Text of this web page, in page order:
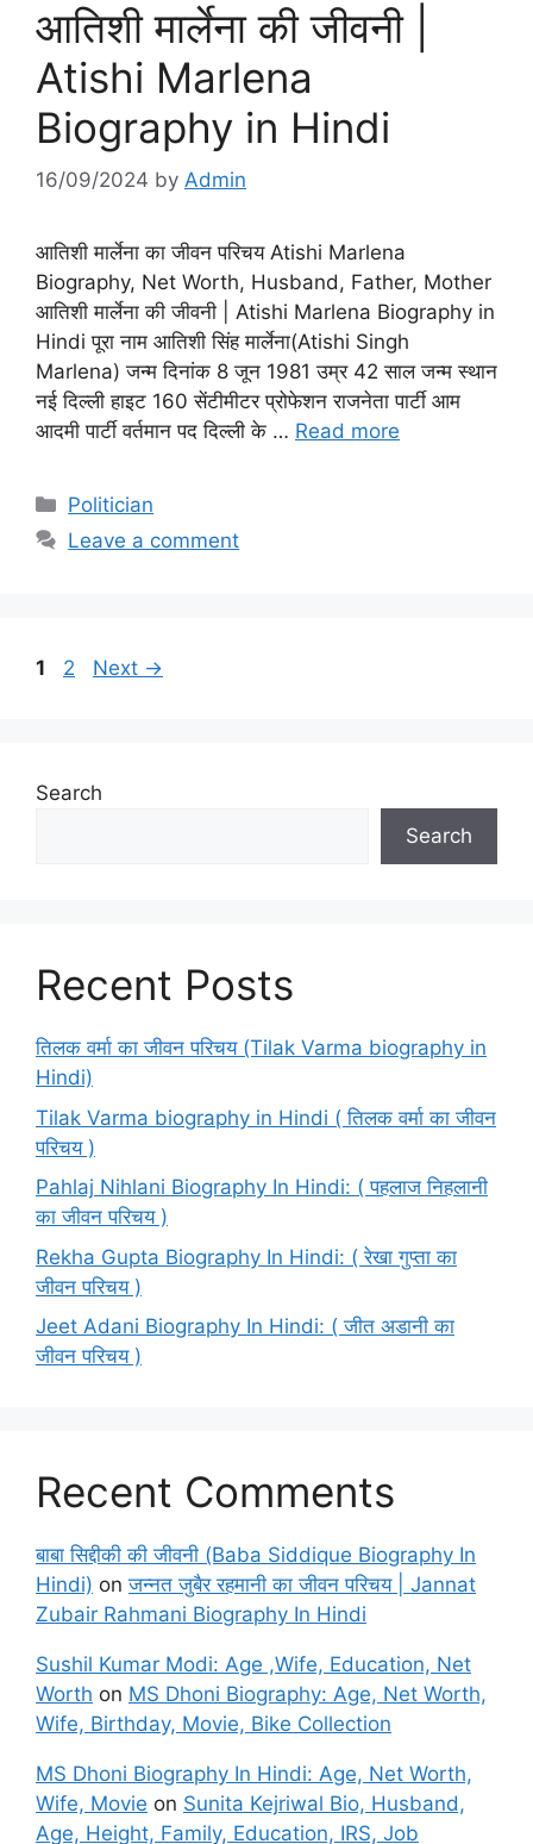
आतिशी मार्लेना की जीवनी |
Atishi Marlena
Biography in Hindi
16/09/2024 by Admin
आतिशी मार्लेना का जीवन परिचय Atishi Marlena
Biography, Net Worth, Husband, Father, Mother
आतिशी मार्लेना की जीवनी | Atishi Marlena Biography in
Hindi पूरा नाम आतिशी सिंह मार्लेना(Atishi Singh
Marlena) जन्म दिनांक 8 जून 1981 उम्र 42 साल जन्म स्थान
नई दिल्ली हाइट 160 सेंटीमीटर प्रोफेशन राजनेता पार्टी आम
आदमी पार्टी वर्तमान पद दिल्ली के … Read more
Categories
Politician
Leave a comment
Page
1 Page
2 Next →
Search
Search
Recent Posts
तिलक वर्मा का जीवन परिचय (Tilak Varma biography in
Hindi)
Tilak Varma biography in Hindi ( तिलक वर्मा का जीवन
परिचय )
Pahlaj Nihlani Biography In Hindi: ( पहलाज निहलानी
का जीवन परिचय )
Rekha Gupta Biography In Hindi: ( रेखा गुप्ता का
जीवन परिचय )
Jeet Adani Biography In Hindi: ( जीत अडानी का
जीवन परिचय )
Recent Comments
बाबा सिद्दीकी की जीवनी (Baba Siddique Biography In
Hindi) onजन्नत जुबैर रहमानी का जीवन परिचय | Jannat
Zubair Rahmani Biography In Hindi
Sushil Kumar Modi: Age ,Wife, Education, Net
Worth on MS Dhoni Biography: Age, Net Worth,
Wife, Birthday, Movie, Bike Collection
MS Dhoni Biography In Hindi: Age, Net Worth,
Wife, Movie on Sunita Kejriwal Bio, Husband,
Age, Height, Family, Education, IRS, Job